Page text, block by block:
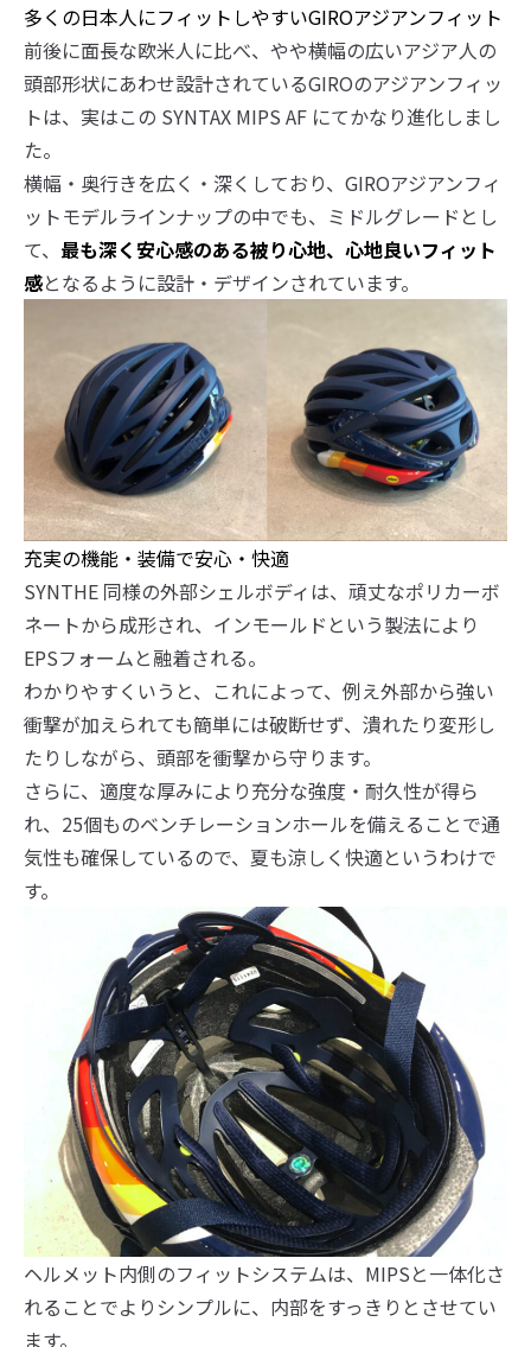
多くの日本人にフィットしやすいGIROアジアンフィット
前後に面長な欧米人に比べ、やや横幅の広いアジア人の
頭部形状にあわせ設計されているGIROのアジアンフィッ
トは、実はこの SYNTAX MIPS AF にてかなり進化しまし
た。
横幅・奥行きを広く・深くしており、GIROアジアンフィ
ットモデルラインナップの中でも、ミドルグレードとし
て、 最も深く安心感のある被り心地、心地良いフィット
感となるように設計・デザインされています。
充実の機能・装備で安心・快適
SYNTHE 同様の外部シェルボディは、頑丈なポリカーボ
ネートから成形され、インモールドという製法により
EPSフォームと融着される。
わかりやすくいうと、これによって、例え外部から強い
衝撃が加えられても簡単には破断せず、潰れたり変形し
たりしながら、頭部を衝撃から守ります。
さらに、適度な厚みにより充分な強度・耐久性が得ら
れ、25個ものベンチレーションホールを備えることで通
気性も確保しているので、夏も涼しく快適というわけで
す。
ヘルメット内側のフィットシステムは、MIPSと一体化さ
れることでよりシンプルに、内部をすっきりとさせてい
ます。